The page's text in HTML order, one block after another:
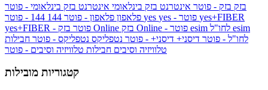
בזק בזק - פוטר אינטרנט בזק בינלאומי אינטרנט בזק בינלאומי - פוטר
פלאפון פלאפון - פוטר 144 yes
yes+FIBER
yes+FIBER - פוטר בזק Online
esim
לחו"ל - פוטר דיסני+ דיסני+ - פוטר נטפליקס נטפליקס - פוטר חבילות
טלוויזיה וסיבים חבילות טלוויזיה וסיבים - פוטר
קטגוריות מובילות